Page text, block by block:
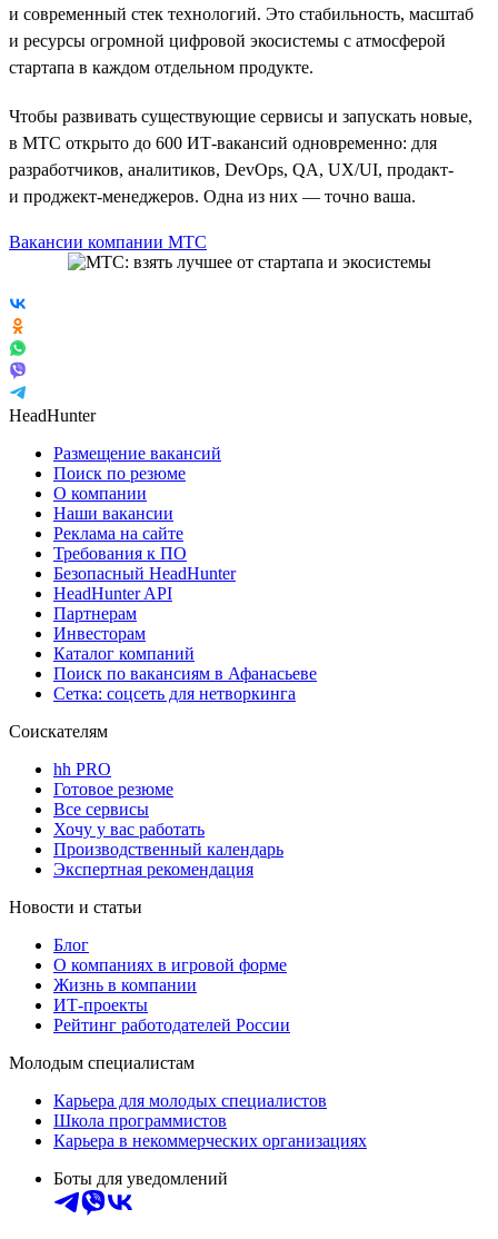
и современный стек технологий. Это стабильность, масштаб
и ресурсы огромной цифровой экосистемы с атмосферой
стартапа в каждом отдельном продукте.
Чтобы развивать существующие сервисы и запускать новые,
в МТС открыто до 600 ИТ-вакансий одновременно: для
разработчиков, аналитиков, DevOps, QA, UX/UI, продакт-
и проджект-менеджеров. Одна из них — точно ваша.
Вакансии компании МТС
HeadHunter
Размещение вакансий
Поиск по резюме
О компании
Наши вакансии
Реклама на сайте
Требования к ПО
Безопасный HeadHunter
HeadHunter API
Партнерам
Инвесторам
Каталог компаний
Поиск по вакансиям в Афанасьеве
Сетка: соцсеть для нетворкинга
Соискателям
hh PRO
Готовое резюме
Все сервисы
Хочу у вас работать
Производственный календарь
Экспертная рекомендация
Новости и статьи
Блог
О компаниях в игровой форме
Жизнь в компании
ИТ-проекты
Рейтинг работодателей России
Молодым специалистам
Карьера для молодых специалистов
Школа программистов
Карьера в некоммерческих организациях
Боты для уведомлений